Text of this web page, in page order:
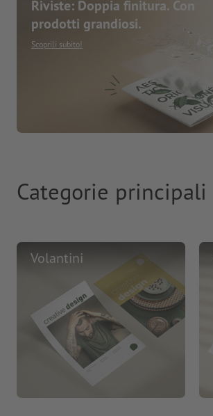
Riviste: Doppia finitura. Con
prodotti grandiosi.
Scoprili subito!
Categorie principali
Volantini